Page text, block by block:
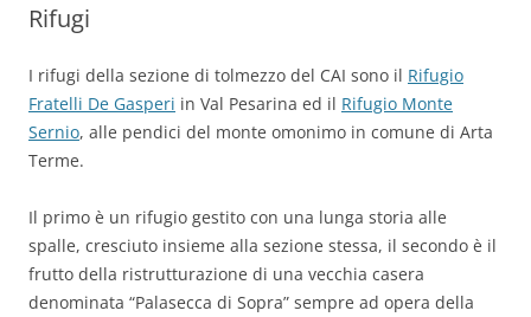
Rifugi
I rifugi della sezione di tolmezzo del CAI sono il Rifugio
Fratelli De Gasperi in Val Pesarina ed il Rifugio Monte
Sernio, alle pendici del monte omonimo in comune di Arta
Terme.
Il primo è un rifugio gestito con una lunga storia alle
spalle, cresciuto insieme alla sezione stessa, il secondo è il
frutto della ristrutturazione di una vecchia casera
denominata “Palasecca di Sopra” sempre ad opera della